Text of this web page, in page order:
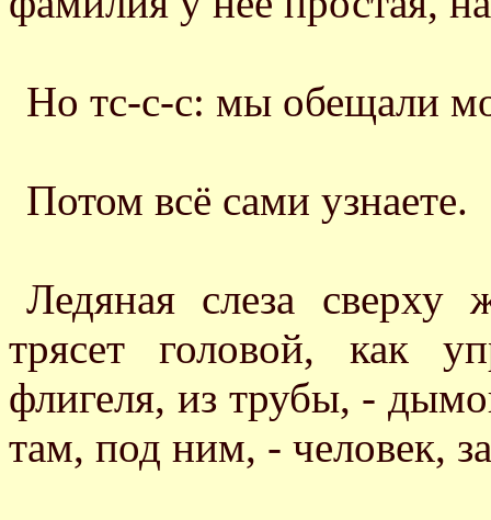
Но тс-с-с: мы обещали
Потом всё сами узнаете.
Ледяная слеза сверху
трясет головой, как
флигеля, из трубы, -
там, под ним, - человек,